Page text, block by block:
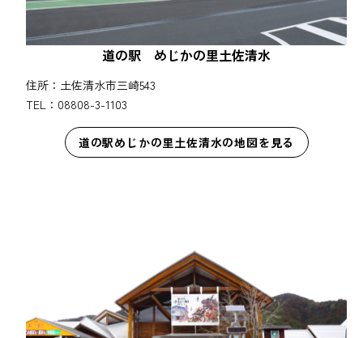
道の駅 めじかの里土佐清水
住所：土佐清水市三崎543
TEL：08808-3-1103
道の駅めじかの里土佐清水の地図を見る